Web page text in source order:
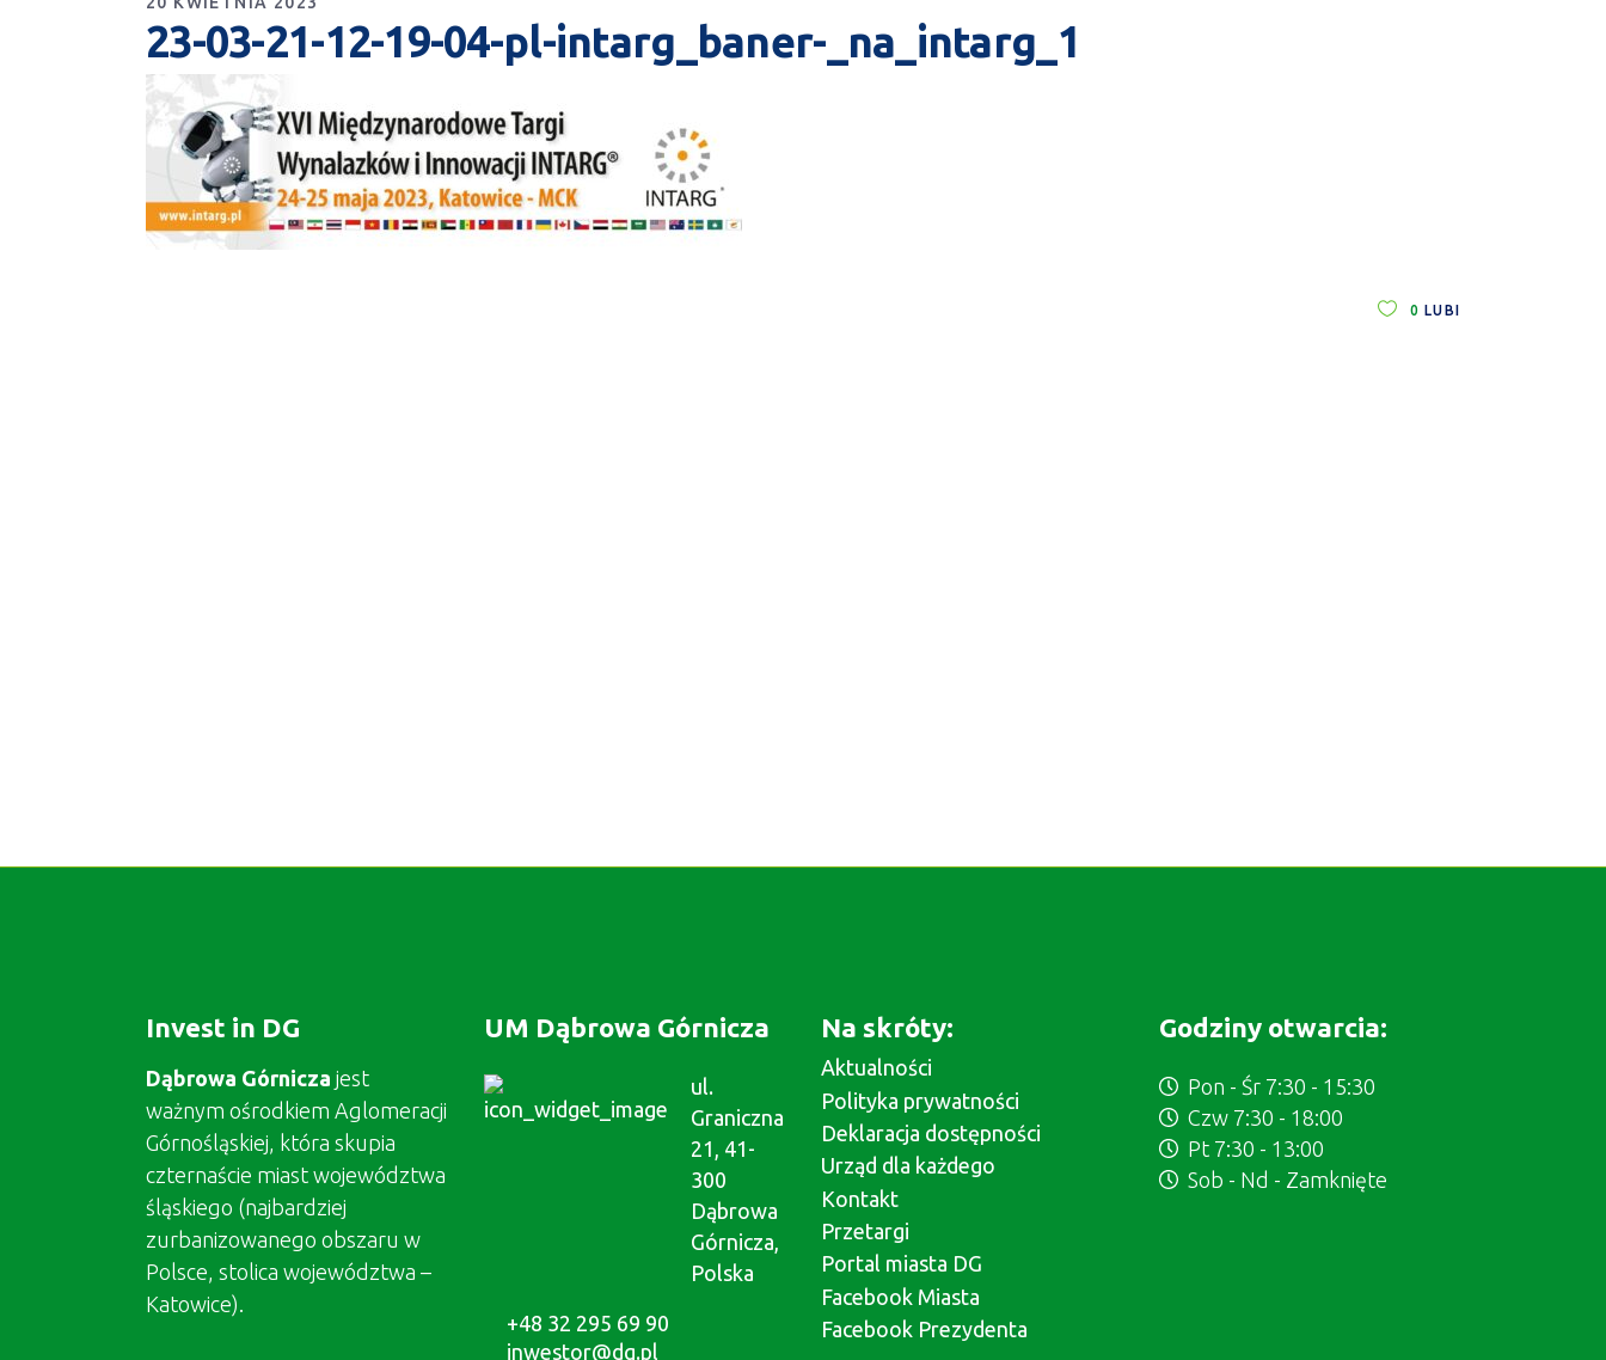
23-03-21-12-19-04-pl-intarg_baner-_na_intarg_1
0 LUBI
Invest in DG
Dąbrowa Górnicza jest
ważnym ośrodkiem Aglomeracji
Górnośląskiej, która skupia
czternaście miast województwa
śląskiego (najbardziej
zurbanizowanego obszaru w
Polsce, stolica województwa –
Katowice).
UM Dąbrowa Górnicza
ul.
Graniczna
21, 41-
300
Dąbrowa
Górnicza,
Polska
+48 32 295 69 90
inwestor@dg.pl
Na skróty:
Aktualności
Polityka prywatności
Deklaracja dostępności
Urząd dla każdego
Kontakt
Przetargi
Portal miasta DG
Facebook Miasta
Facebook Prezydenta
Godziny otwarcia:
Pon - Śr 7:30 - 15:30
Czw 7:30 - 18:00
Pt 7:30 - 13:00
Sob - Nd - Zamknięte